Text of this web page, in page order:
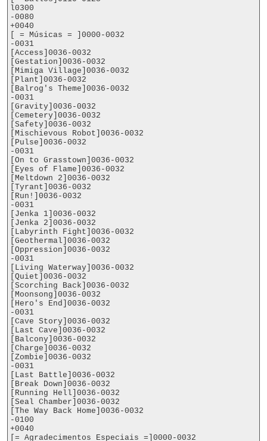
l0300
-0080
+0040
[ = Músicas = ]0000-0032
-0031
[Access]0036-0032
[Gestation]0036-0032
[Mimiga Village]0036-0032
[Plant]0036-0032
[Balrog's Theme]0036-0032
-0031
[Gravity]0036-0032
[Cemetery]0036-0032
[Safety]0036-0032
[Mischievous Robot]0036-0032
[Pulse]0036-0032
-0031
[On to Grasstown]0036-0032
[Eyes of Flame]0036-0032
[Meltdown 2]0036-0032
[Tyrant]0036-0032
[Run!]0036-0032
-0031
[Jenka 1]0036-0032
[Jenka 2]0036-0032
[Labyrinth Fight]0036-0032
[Geothermal]0036-0032
[Oppression]0036-0032
-0031
[Living Waterway]0036-0032
[Quiet]0036-0032
[Scorching Back]0036-0032
[Moonsong]0036-0032
[Hero's End]0036-0032
-0031
[Cave Story]0036-0032
[Last Cave]0036-0032
[Balcony]0036-0032
[Charge]0036-0032
[Zombie]0036-0032
-0031
[Last Battle]0036-0032
[Break Down]0036-0032
[Running Hell]0036-0032
[Seal Chamber]0036-0032
[The Way Back Home]0036-0032
-0100
+0040
[= Agradecimentos Especiais =]0000-0032